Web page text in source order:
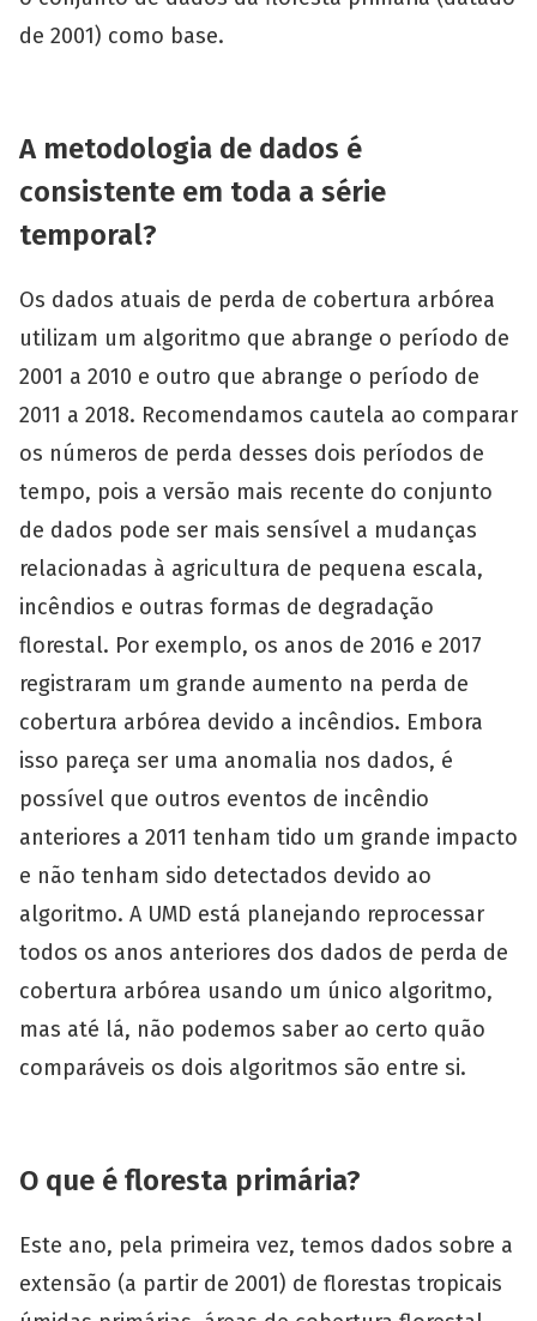
de 2001) como base.
A metodologia de dados é
consistente em toda a série
temporal?
Os dados atuais de perda de cobertura arbórea
utilizam um algoritmo que abrange o período de
2001 a 2010 e outro que abrange o período de
2011 a 2018. Recomendamos cautela ao comparar
os números de perda desses dois períodos de
tempo, pois a versão mais recente do conjunto
de dados pode ser mais sensível a mudanças
relacionadas à agricultura de pequena escala,
incêndios e outras formas de degradação
florestal. Por exemplo, os anos de 2016 e 2017
registraram um grande aumento na perda de
cobertura arbórea devido a incêndios. Embora
isso pareça ser uma anomalia nos dados, é
possível que outros eventos de incêndio
anteriores a 2011 tenham tido um grande impacto
e não tenham sido detectados devido ao
algoritmo. A UMD está planejando reprocessar
todos os anos anteriores dos dados de perda de
cobertura arbórea usando um único algoritmo,
mas até lá, não podemos saber ao certo quão
comparáveis os dois algoritmos são entre si.
O que é floresta primária?
Este ano, pela primeira vez, temos dados sobre a
extensão (a partir de 2001) de florestas tropicais